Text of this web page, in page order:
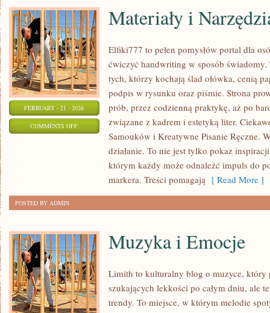
FEBRUARY - 21 - 2026
COMMENTS OFFON
MATERIAŁY
NARZĘDZIA
Materiały i
Elfiki777 to pełen pomysłów portal dla
ćwiczyć handwriting w sposób świadomy.
tych, którzy kochają ślad ołówka, cenią
podpis w rysunku oraz piśmie. Strona
prób, przez codzienną praktykę, aż po
związane z kadrem i estetyką liter.
Samouków i Kreatywne Pisanie Ręczne.
działanie. To nie jest tylko pokaz
którym każdy może odnaleźć impuls do
markera. Treści pomagają [ Read More ]
POSTED BY ADMIN
Muzyka i Emocje
Limith to kulturalny blog o muzyce, który
szukających lekkości po całym dniu, ale
trendy. To miejsce, w którym melodie